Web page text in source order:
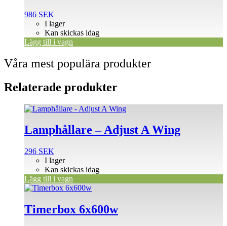
986 SEK
I lager
Kan skickas idag
Lägg till i vagn
Våra mest populära produkter
Relaterade produkter
Lamphållare – Adjust A Wing
296 SEK
I lager
Kan skickas idag
Lägg till i vagn
Timerbox 6x600w